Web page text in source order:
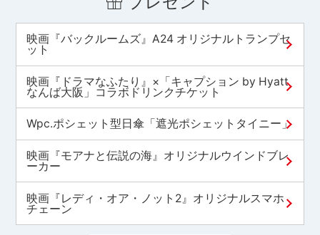
映画『バックルームズ』A24 オリジナルトランプセ
ット
映画『ドラマなふたり』×「キャプション by Hyatt
なんば大阪」コラボドリンクチケット
Wpc.ポシェット型日傘「遮光ポシェットタイニー」
映画『モアナと伝説の海』オリジナルウインドブレ
ーカー
映画『レディ・オア・ノット2』オリジナルスマホ
チェーン